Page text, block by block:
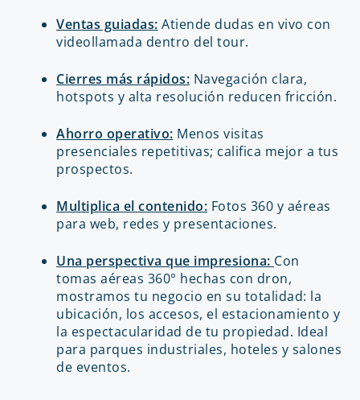
Ventas guiadas: Atiende dudas en vivo con
videollamada dentro del tour.
Cierres más rápidos: Navegación clara,
hotspots y alta resolución reducen fricción.
Ahorro operativo: Menos visitas
presenciales repetitivas; califica mejor a tus
prospectos.
Multiplica el contenido: Fotos 360 y aéreas
para web, redes y presentaciones.
Una perspectiva que impresiona: Con
tomas aéreas 360° hechas con dron,
mostramos tu negocio en su totalidad: la
ubicación, los accesos, el estacionamiento y
la espectacularidad de tu propiedad. Ideal
para parques industriales, hoteles y salones
de eventos.